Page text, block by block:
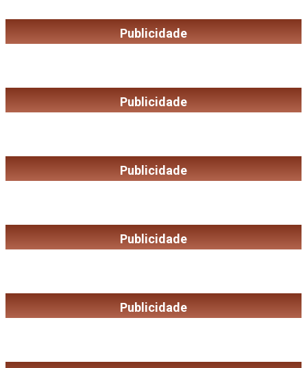
Publicidade
Publicidade
Publicidade
Publicidade
Publicidade